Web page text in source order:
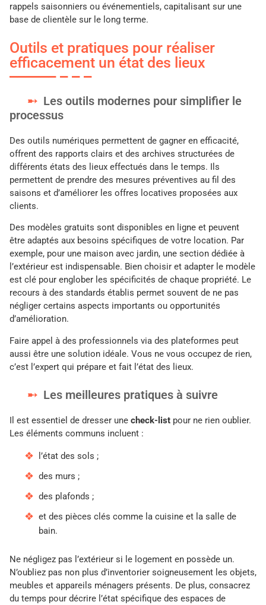
rappels saisonniers ou événementiels, capitalisant sur une
base de clientèle sur le long terme.
Outils et pratiques pour réaliser
efficacement un état des lieux
Les outils modernes pour simplifier le
processus
Des outils numériques permettent de gagner en efficacité,
offrent des rapports clairs et des archives structurées de
différents états des lieux effectués dans le temps. Ils
permettent de prendre des mesures préventives au fil des
saisons et d’améliorer les offres locatives proposées aux
clients.
Des modèles gratuits sont disponibles en ligne et peuvent
être adaptés aux besoins spécifiques de votre location. Par
exemple, pour une maison avec jardin, une section dédiée à
l’extérieur est indispensable. Bien choisir et adapter le modèle
est clé pour englober les spécificités de chaque propriété. Le
recours à des standards établis permet souvent de ne pas
négliger certains aspects importants ou opportunités
d’amélioration.
Faire appel à des professionnels via des plateformes peut
aussi être une solution idéale. Vous ne vous occupez de rien,
c’est l’expert qui prépare et fait l’état des lieux.
Les meilleures pratiques à suivre
Il est essentiel de dresser une check-list pour ne rien oublier.
Les éléments communs incluent :
l’état des sols ;
des murs ;
des plafonds ;
et des pièces clés comme la cuisine et la salle de
bain.
Ne négligez pas l’extérieur si le logement en possède un.
N’oubliez pas non plus d’inventorier soigneusement les objets,
meubles et appareils ménagers présents. De plus, consacrez
du temps pour décrire l’état spécifique des espaces de